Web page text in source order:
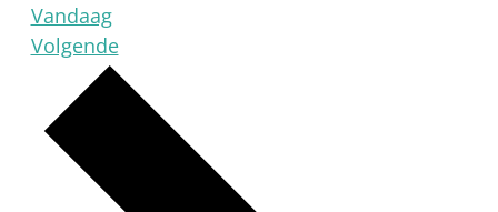
Vandaag
VolgendeActiviteiten